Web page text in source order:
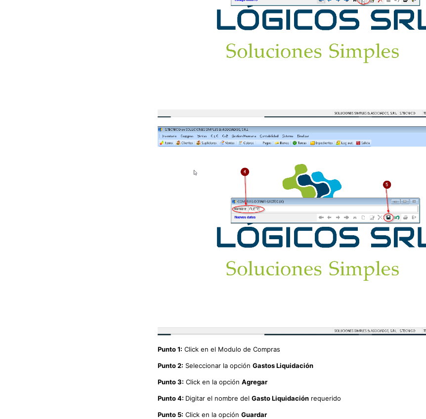
Punto 1: Click en el Modulo de Compras
Punto 2: Seleccionar la opciónGastos Liquidación
Punto 3: Click en la opciónAgregar
Punto 4: Digitar el nombre delGasto Liquidación requerido
Punto 5: Click en la opciónGuardar